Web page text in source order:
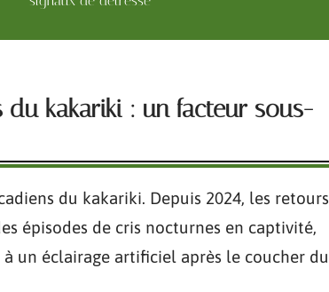
kakariki : un facteur sous-
du kakariki. Depuis 2024, les retours
épisodes de cris nocturnes en captivité,
un éclairage artificiel après le coucher du